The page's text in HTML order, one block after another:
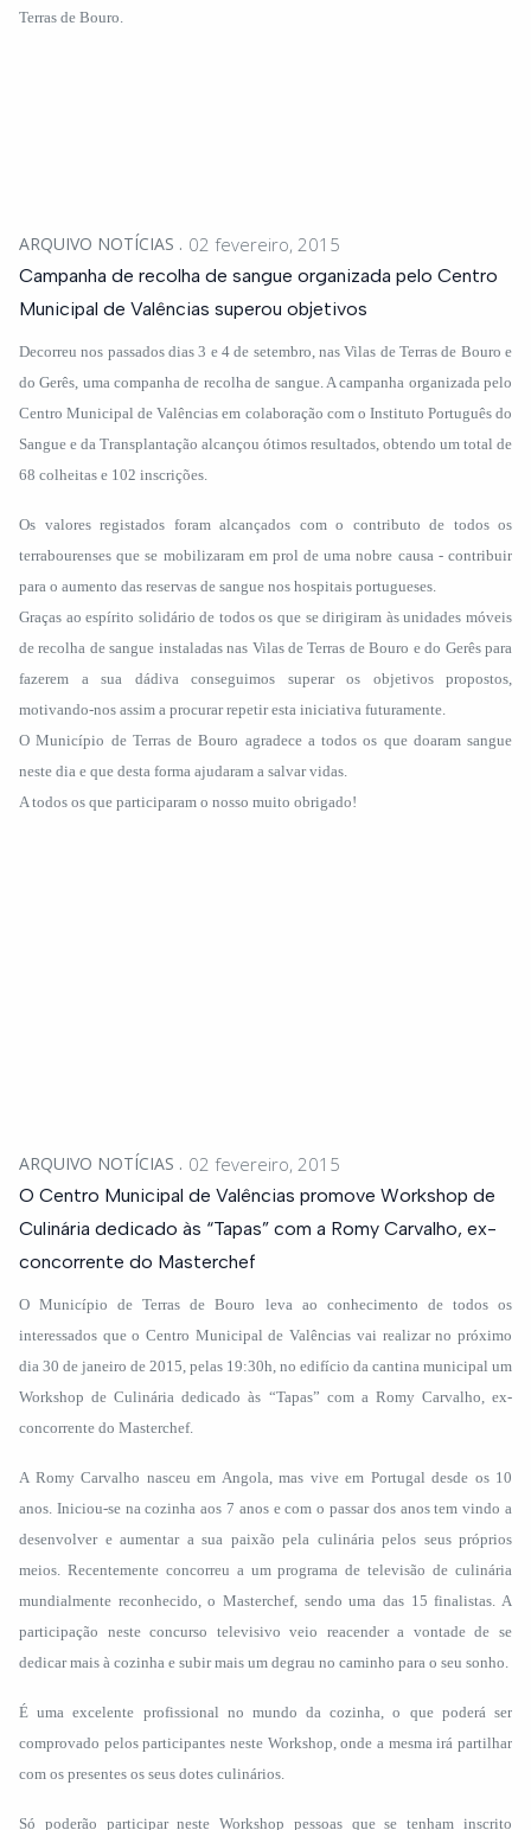
Terras de Bouro.
ARQUIVO NOTÍCIAS 02 fevereiro, 2015
Campanha de recolha de sangue organizada pelo Centro
Municipal de Valências superou objetivos
Decorreu nos passados dias 3 e 4 de setembro, nas Vilas de Terras de Bouro e
do Gerês, uma companha de recolha de sangue. A campanha organizada pelo
Centro Municipal de Valências em colaboração com o Instituto Português do
Sangue e da Transplantação alcançou ótimos resultados, obtendo um total de
68 colheitas e 102 inscrições.
Os valores registados foram alcançados com o contributo de todos os
terrabourenses que se mobilizaram em prol de uma nobre causa - contribuir
para o aumento das reservas de sangue nos hospitais portugueses.
Graças ao espírito solidário de todos os que se dirigiram às unidades móveis
de recolha de sangue instaladas nas Vilas de Terras de Bouro e do Gerês para
fazerem a sua dádiva conseguimos superar os objetivos propostos,
motivando-nos assim a procurar repetir esta iniciativa futuramente.
O Município de Terras de Bouro agradece a todos os que doaram sangue
neste dia e que desta forma ajudaram a salvar vidas.
A todos os que participaram o nosso muito obrigado!
ARQUIVO NOTÍCIAS 02 fevereiro, 2015
O Centro Municipal de Valências promove Workshop de
Culinária dedicado às “Tapas” com a Romy Carvalho, ex-
concorrente do Masterchef
O Município de Terras de Bouro leva ao conhecimento de todos os
interessados que o Centro Municipal de Valências vai realizar no próximo
dia 30 de janeiro de 2015, pelas 19:30h, no edifício da cantina municipal um
Workshop de Culinária dedicado às “Tapas” com a Romy Carvalho, ex-
concorrente do Masterchef.
A Romy Carvalho nasceu em Angola, mas vive em Portugal desde os 10
anos. Iniciou-se na cozinha aos 7 anos e com o passar dos anos tem vindo a
desenvolver e aumentar a sua paixão pela culinária pelos seus próprios
meios. Recentemente concorreu a um programa de televisão de culinária
mundialmente reconhecido, o Masterchef, sendo uma das 15 finalistas. A
participação neste concurso televisivo veio reacender a vontade de se
dedicar mais à cozinha e subir mais um degrau no caminho para o seu sonho.
É uma excelente profissional no mundo da cozinha, o que poderá ser
comprovado pelos participantes neste Workshop, onde a mesma irá partilhar
com os presentes os seus dotes culinários.
Só poderão participar neste Workshop pessoas que se tenham inscrito